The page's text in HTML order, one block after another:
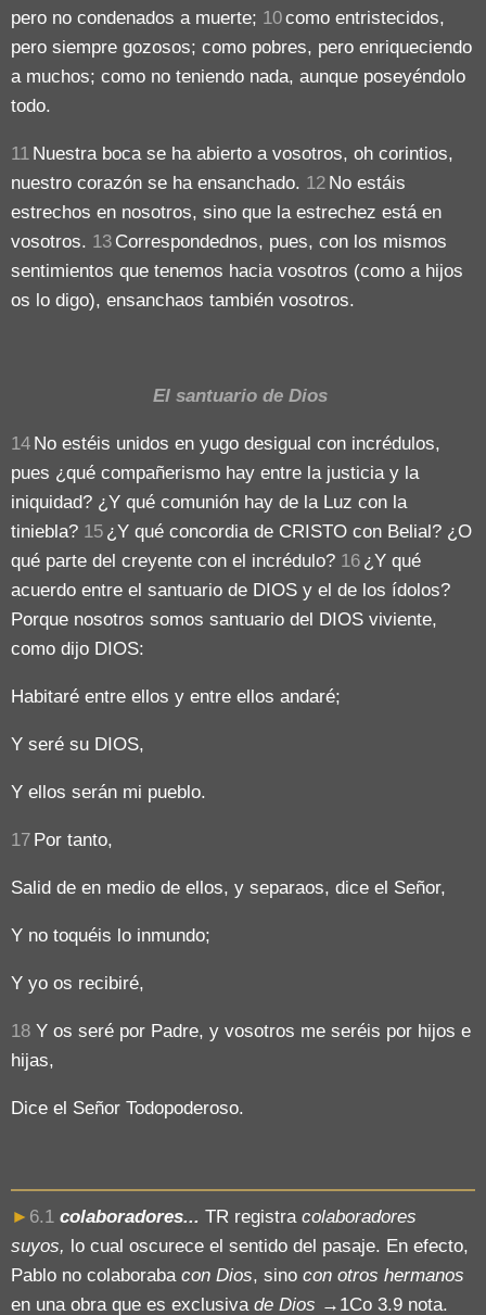
pero no condenados a muerte; 10como entristecidos,
pero siempre gozosos; como pobres, pero enriqueciendo
a muchos; como no teniendo nada, aunque poseyéndolo
todo.
11 Nuestra boca se ha abierto a vosotros, oh corintios,
nuestro corazón se ha ensanchado. 12 No estáis
estrechos en nosotros, sino que la estrechez está en
vosotros. 13 Correspondednos, pues, con los mismos
sentimientos que tenemos hacia vosotros (como a hijos
os lo digo), ensanchaos también vosotros.
El santuario de Dios
14 No estéis unidos en yugo desigual con incrédulos,
pues ¿qué compañerismo hay entre la justicia y la
iniquidad? ¿Y qué comunión hay de la Luz con la
tiniebla? 15 ¿Y qué concordia de CRISTO con Belial? ¿O
qué parte del creyente con el incrédulo? 16 ¿Y qué
acuerdo entre el santuario de DIOS y el de los ídolos?
Porque nosotros somos santuario del DIOS viviente,
como dijo DIOS:
Habitaré entre ellos y entre ellos andaré;
Y seré su DIOS,
Y ellos serán mi pueblo.
17 Por tanto,
Salid de en medio de ellos, y separaos, dice el Señor,
Y no toquéis lo inmundo;
Y yo os recibiré,
18 Y os seré por Padre, y vosotros me seréis por hijos e
hijas,
Dice el Señor Todopoderoso.
► 6.1 colaboradores... TR registra colaboradores
suyos, lo cual oscurece el sentido del pasaje. En efecto,
Pablo no colaboraba con Dios, sino con otros hermanos
en una obra que es exclusiva de Dios →1Co 3.9 nota.